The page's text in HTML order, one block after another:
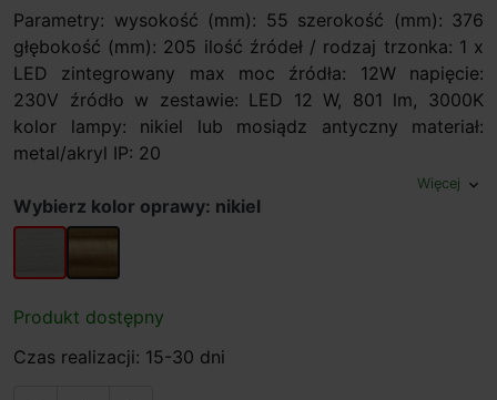
Parametry: wysokość (mm): 55 szerokość (mm): 376
głębokość (mm): 205 ilość źródeł / rodzaj trzonka: 1 x
LED zintegrowany max moc źródła: 12W napięcie:
230V źródło w zestawie: LED 12 W, 801 lm, 3000K
kolor lampy: nikiel lub mosiądz antyczny materiał:
metal/akryl IP: 20
Więcej expand_more
Wybierz kolor oprawy: nikiel
nikiel mosiądz antyczny
Produkt dostępny
Czas realizacji: 15-30 dni